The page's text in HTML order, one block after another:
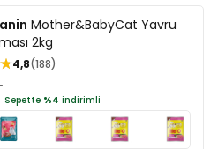
Mother&BabyCat Yavru
2kg
4,8 188
Sepette %4 indirimli